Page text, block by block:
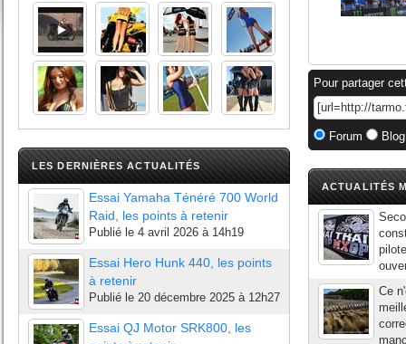
LES DERNIÈRES ACTUALITÉS
Essai Yamaha Ténéré 700 World
Raid, les points à retenir
Publié le 4 avril 2026 à 14h19
Essai Hero Hunk 440, les points
à retenir
Publié le 20 décembre 2025 à 12h27
Essai QJ Motor SRK800, les
Pour partager
Forum
ACTUALITÉS
Ce